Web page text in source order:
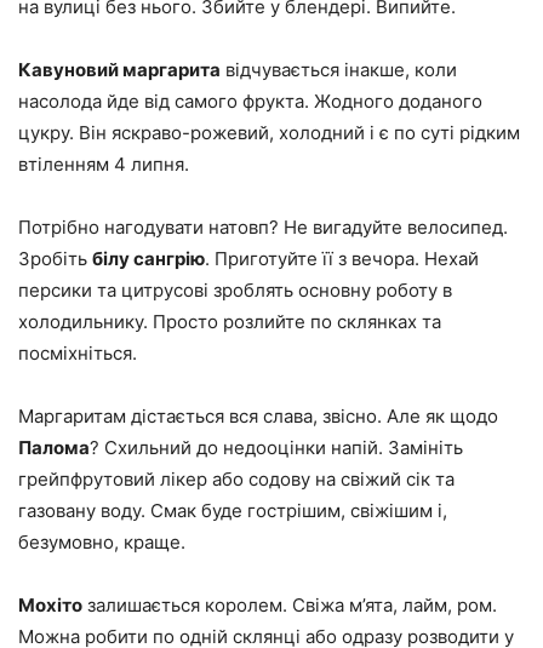
на вулиці без нього. Збийте у блендері. Випийте.
Кавуновий маргарита відчувається інакше, коли
насолода йде від самого фрукта. Жодного доданого
цукру. Він яскраво-рожевий, холодний і є по суті рідким
втіленням 4 липня.
Потрібно нагодувати натовп? Не вигадуйте велосипед.
Зробіть білу сангрію. Приготуйте її з вечора. Нехай
персики та цитрусові зроблять основну роботу в
холодильнику. Просто розлийте по склянках та
посміхніться.
Маргаритам дістається вся слава, звісно. Але як щодо
Палома? Схильний до недооцінки напій. Замініть
грейпфрутовий лікер або содову на свіжий сік та
газовану воду. Смак буде гострішим, свіжішим і,
безумовно, краще.
Мохіто залишається королем. Свіжа м’ята, лайм, ром.
Можна робити по одній склянці або одразу розводити у